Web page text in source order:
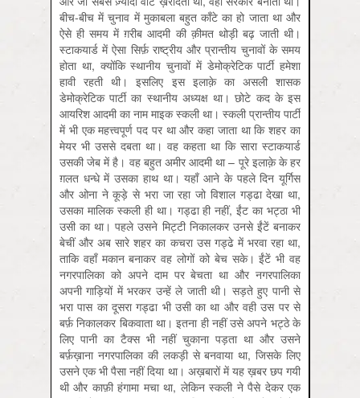
बीच-बीच में चुनाव में मुकाबला बहुत काँटे का हो जाता था और
ऐसे ही समय में ग़रीब आदमी की क़ीमत थोड़ी बढ़ जाती थी।
स्टाकयार्ड में ऐसा सिर्फ़ राष्ट्रीय और प्रान्तीय चुनावों के समय
होता था, क्योंकि स्थानीय चुनावों में डेमोक्रेटिक पार्टी हमेशा
हावी रहती थी। इसलिए इस इलाक़े का असली शासक
डेमोक्रेटिक पार्टी का स्थानीय अध्यक्ष था। छोटे कद के इस
आयरिश आदमी का नाम माइक स्कली था। स्कली प्रान्तीय पार्टी
में भी एक महत्त्वपूर्ण पद पर था और कहा जाता था कि शहर का
मेयर भी उससे दबता था। वह कहता था कि सारा स्टाकयार्ड
उसकी जेब में है। वह बहुत अमीर आदमी था – पूरे इलाक़े के हर
ग़लत धन्धे में उसका हाथ था। यहाँ आने के पहले दिन यूर्गिस
और ओना ने कूड़े से भरा जा रहा जो विशाल गड्ढा देखा था,
उसका मालिक स्कली ही था। गड्ढा ही नहीं, ईंट का भट्ठा भी
उसी का था। पहले उसने मिट्टी निकालकर उनसे ईंटें बनाकर
बेचीं और अब सारे शहर का कचरा उस गड्ढे में भरवा रहा था,
ताकि वहाँ मकान बनाकर वह लोगों को बेच सके। ईंटें भी वह
नगरपालिका को अपने दाम पर बेचता था और नगरपालिका
अपनी गाड़ियों में भरकर उन्हें ले जाती थी। सड़ते हुए पानी से
भरा पास का दूसरा गड्ढा भी उसी का था और वही उस पर से
बर्फ़ निकालकर बिकवाता था। इतना ही नहीं उसे अपने भट्ठे के
लिए पानी का टैक्स भी नहीं चुकाना पड़ता था और उसने
बर्फ़ख़ाना नगरपालिका की लकड़ी से बनवाया था, जिसके लिए
उसने एक भी पैसा नहीं दिया था। अख़बारों में यह ख़बर छप गयी
थी और काफ़ी हंगामा मचा था, लेकिन स्कली ने पैसे देकर एक